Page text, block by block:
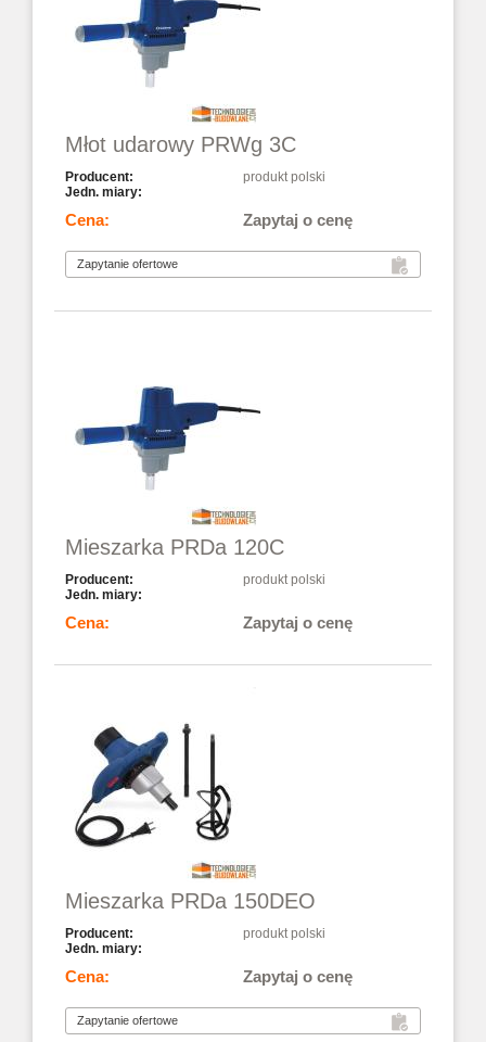
Młot udarowy PRWg 3C
produkt polski
Zapytaj o cenę
Mieszarka PRDa 120C
produkt polski
Zapytaj o cenę
Mieszarka PRDa 150DEO
produkt polski
Zapytaj o cenę